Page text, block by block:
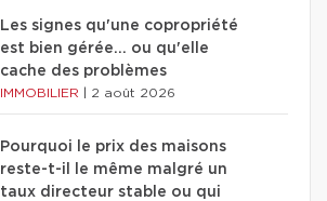
Les signes qu'une copropriété
est bien gérée… ou qu'elle
cache des problèmes
IMMOBILIER 2 août 2026
Pourquoi le prix des maisons
reste-t-il le même malgré un
taux directeur stable ou qui